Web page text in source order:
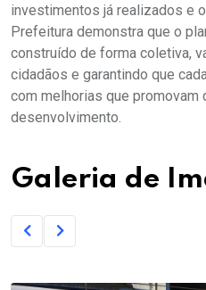
investimentos já realizados e
Prefeitura demonstra que o
construído de forma coletiva,
cidadãos e garantindo que
com melhorias que promovam
desenvolvimento.
Galeria de